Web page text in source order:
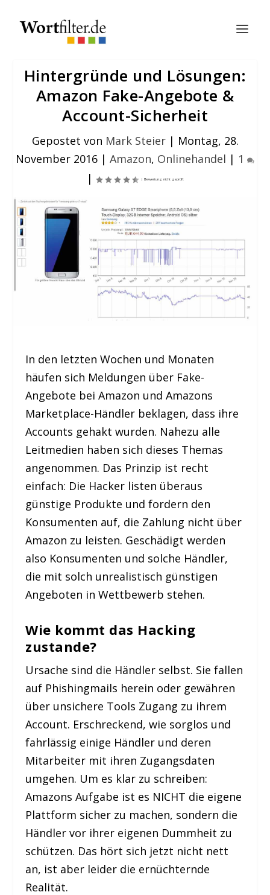
Hintergründe und Lösungen:
Amazon Fake-Angebote &
Account-Sicherheit
Gepostet von Mark Steier| Montag, 28.
November 2016 | Amazon, Onlinehandel | 1
|
In den letzten Wochen und Monaten
häufen sich Meldungen über Fake-
Angebote bei Amazon und Amazons
Marketplace-Händler beklagen, dass ihre
Accounts gehakt wurden. Nahezu alle
Leitmedien haben sich dieses Themas
angenommen. Das Prinzip ist recht
einfach: Die Hacker listen überaus
günstige Produkte und fordern den
Konsumenten auf, die Zahlung nicht über
Amazon zu leisten. Geschädigt werden
also Konsumenten und solche Händler,
die mit solch unrealistisch günstigen
Angeboten in Wettbewerb stehen.
Wie kommt das Hacking
zustande?
Ursache sind die Händler selbst. Sie fallen
auf Phishingmails herein oder gewähren
über unsichere Tools Zugang zu ihrem
Account. Erschreckend, wie sorglos und
fahrlässig einige Händler und deren
Mitarbeiter mit ihren Zugangsdaten
umgehen. Um es klar zu schreiben:
Amazons Aufgabe ist es NICHT die eigene
Plattform sicher zu machen, sondern die
Händler vor ihrer eigenen Dummheit zu
schützen. Das hört sich jetzt nicht nett
an, ist aber leider die ernüchternde
Realität.